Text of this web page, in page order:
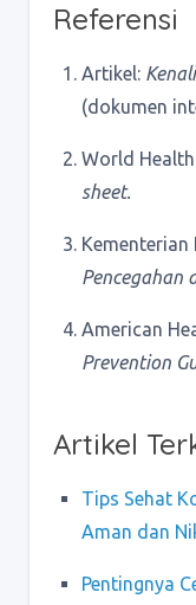
Referensi
Artikel:
(dokumen
World
sheet.
Kementerian
Pencegahan
American
Prevention
Artikel
Tips Sehat
Aman dan
Pentingnya